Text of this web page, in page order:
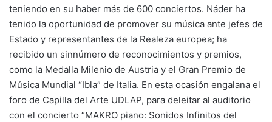
teniendo en su haber más de 600 conciertos. Náder ha
tenido la oportunidad de promover su música ante jefes de
Estado y representantes de la Realeza europea; ha
recibido un sinnúmero de reconocimientos y premios,
como la Medalla Milenio de Austria y el Gran Premio de
Música Mundial “Ibla” de Italia. En esta ocasión engalana el
foro de Capilla del Arte UDLAP, para deleitar al auditorio
con el concierto “MAKRO piano: Sonidos Infinitos del